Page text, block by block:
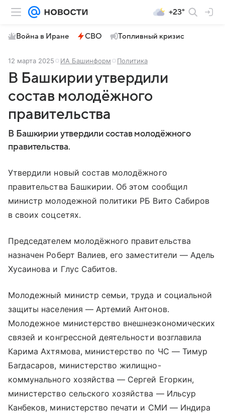
+23°
Война в Иране СВО Топливный кризис
12 марта 2025 ИА Башинформ Политика
В Башкирии утвердили
состав молодёжного
правительства
В Башкирии утвердили состав молодёжного
правительства.
Утвердили новый состав молодёжного
правительства Башкирии. Об этом сообщил
министр молодежной политики РБ Вито Сабиров
в своих соцсетях.
Председателем молодёжного правительства
назначен Роберт Валиев, его заместители — Адель
Хусаинова и Глус Сабитов.
Молодежный министр семьи, труда и социальной
защиты населения — Артемий Антонов.
Молодежное министерство внешнеэкономических
связей и конгрессной деятельности возглавила
Карима Ахтямова, министерство по ЧС — Тимур
Багдасаров, министерство жилищно-
коммунального хозяйства — Сергей Егоркин,
министерство сельского хозяйства — Ильсур
Канбеков, министерство печати и СМИ — Индира